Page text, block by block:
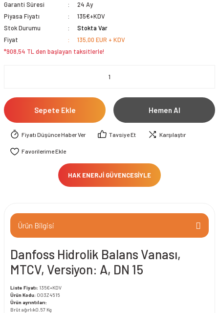
Garanti Süresi
24 Ay
Piyasa Fiyatı
135€+KDV
Stok Durumu
Stokta Var
Fiyat
135,00 EUR + KDV
*908,54 TL den başlayan taksitlerle!
Sepete Ekle Hemen Al
Fiyatı Düşünce Haber Ver Tavsiye Et Karşılaştır
HAK ENERJİ GÜVENCESİYLE
Ürün Bilgisi
Danfoss Hidrolik Balans Vanası,
MTCV, Versiyon: A, DN 15
Liste Fiyatı: 135€+KDV
Ürün Kodu: 003Z4515
Ürün ayrıntıları:
Brüt ağırlık0.57 Kg